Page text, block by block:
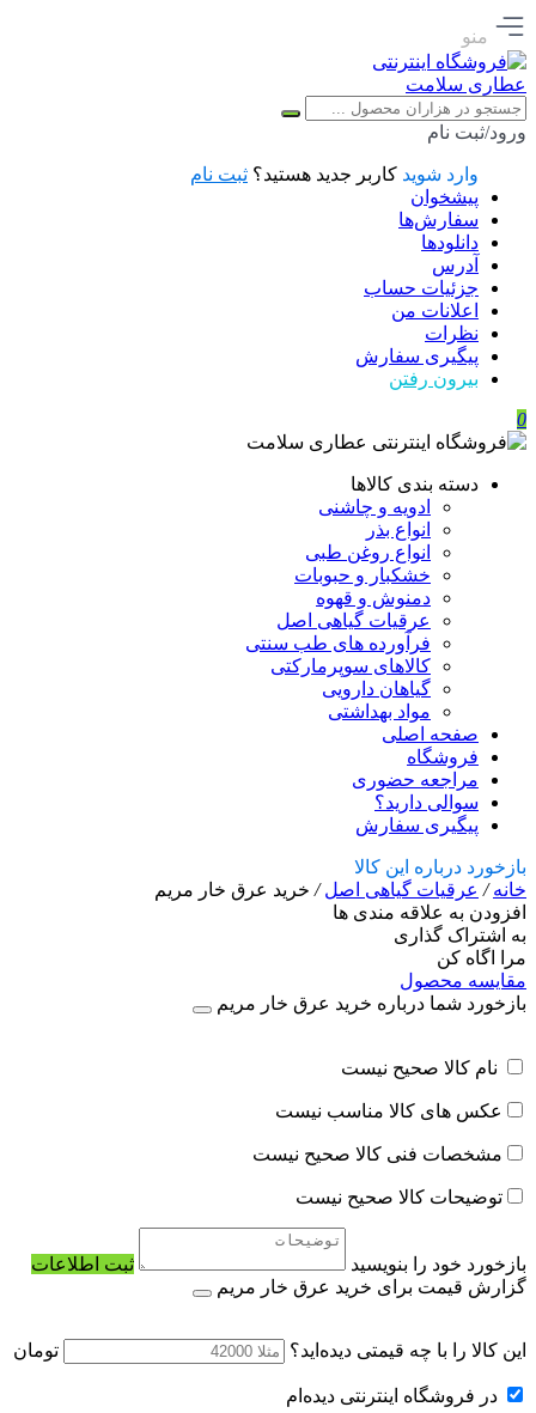
منو
ورود/ثبت نام
وارد شوید کاربر جدید هستید؟ ثبت نام
پیشخوان
سفارش‌ها
دانلودها
آدرس
جزئیات حساب
اعلانات من
نظرات
پیگیری سفارش
بیرون رفتن
0
دسته بندی کالاها
ادویه و چاشنی
انواع بذر
انواع روغن طبی
خشکبار و حبوبات
دمنوش و قهوه
عرقیات گیاهی اصل
فرآورده های طب سنتی
کالاهای سوپرمارکتی
گیاهان دارویی
مواد بهداشتی
صفحه اصلی
فروشگاه
مراجعه حضوری
سوالی دارید؟
پیگیری سفارش
بازخورد درباره این کالا
خانه/ عرقیات گیاهی اصل/ خرید عرق خار مریم
افزودن به علاقه مندی ها
به اشتراک گذاری
مرا اگاه کن
مقایسه محصول
بازخورد شما درباره خرید عرق خار مریم
نام کالا صحیح نیست
عکس های کالا مناسب نیست
مشخصات فنی کالا صحیح نیست
توضیحات کالا صحیح نیست
بازخورد خود را بنویسید
ثبت اطلاعات
گزارش قیمت برای خرید عرق خار مریم
این کالا را با چه قیمتی دیده‌اید؟ تومان
در فروشگاه اینترنتی دیده‌ام